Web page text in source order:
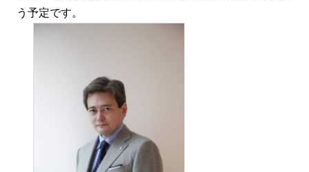
う予定です。